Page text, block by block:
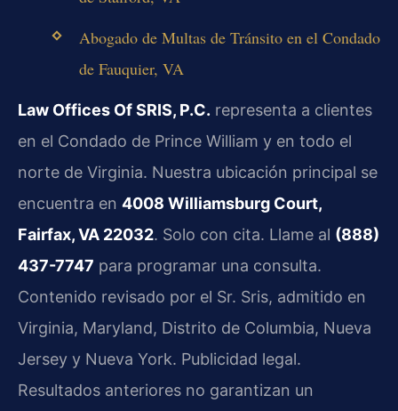
Abogado de Multas de Tránsito en el Condado
de Fauquier, VA
Law Offices Of SRIS, P.C. representa a clientes
en el Condado de Prince William y en todo el
norte de Virginia. Nuestra ubicación principal se
encuentra en 4008 Williamsburg Court,
Fairfax, VA 22032. Solo con cita. Llame al (888)
437-7747 para programar una consulta.
Contenido revisado por el Sr. Sris, admitido en
Virginia, Maryland, Distrito de Columbia, Nueva
Jersey y Nueva York. Publicidad legal.
Resultados anteriores no garantizan un